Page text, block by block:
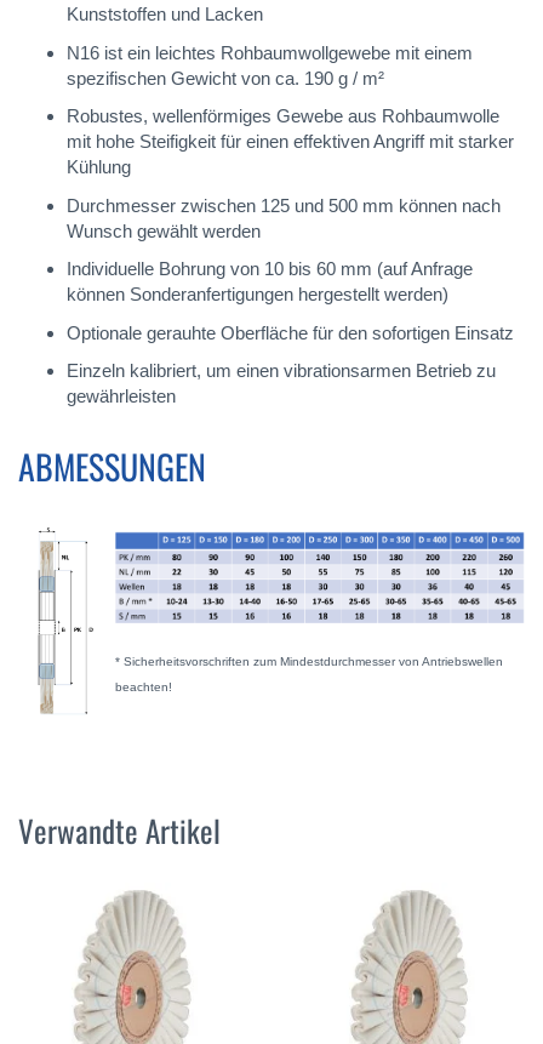
Kunststoffen und Lacken
N16 ist ein leichtes Rohbaumwollgewebe mit einem
spezifischen Gewicht von ca. 190 g / m²
Robustes, wellenförmiges Gewebe aus Rohbaumwolle
mit hohe Steifigkeit für einen effektiven Angriff mit starker
Kühlung
Durchmesser zwischen 125 und 500 mm können nach
Wunsch gewählt werden
Individuelle Bohrung von 10 bis 60 mm (auf Anfrage
können Sonderanfertigungen hergestellt werden)
Optionale gerauhte Oberfläche für den sofortigen Einsatz
Einzeln kalibriert, um einen vibrationsarmen Betrieb zu
gewährleisten
ABMESSUNGEN
* Sicherheitsvorschriften zum Mindestdurchmesser von Antriebswellen
beachten!
Verwandte Artikel